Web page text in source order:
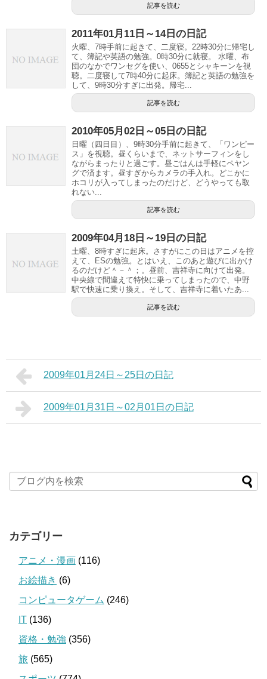
記事を読む
2011年01月11日～14日の日記
火曜、7時手前に起きて、二度寝。22時30分に帰宅し
て、簿記や英語の勉強。0時30分に就寝。 水曜、布
団のなかでワンセグを使い、0655とシャキーンを視
聴。二度寝して7時40分に起床。簿記と英語の勉強を
して、9時30分すぎに出発。帰宅...
記事を読む
2010年05月02日～05日の日記
日曜（四日目）、9時30分手前に起きて、「ワンピー
ス」を視聴。昼くらいまで、ネットサーフィンをし
ながらまったりと過ごす。昼ごはんは手軽にペヤン
グで済ます。昼すぎからカメラの手入れ。どこかに
ホコリが入ってしまったのだけど、どうやっても取
れない...
記事を読む
2009年04月18日～19日の日記
土曜、8時すぎに起床。さすがにこの日はアニメを控
えて、ESの勉強。とはいえ、このあと遊びに出かけ
るのだけど＾－＾；。昼前、吉祥寺に向けて出発。
中央線で間違えて特快に乗ってしまったので、中野
駅で快速に乗り換え。そして、吉祥寺に着いたあ...
記事を読む
2009年01月24日～25日の日記
2009年01月31日～02月01日の日記
カテゴリー
アニメ・漫画 (116)
お絵描き (6)
コンピュータゲーム (246)
IT (136)
資格・勉強 (356)
旅 (565)